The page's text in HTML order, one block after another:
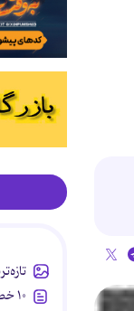
۱۰ خط قرمز در دعوای همسران